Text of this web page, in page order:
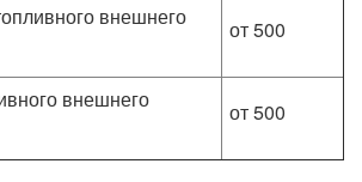
внешнего
от 500
внешнего
от 500